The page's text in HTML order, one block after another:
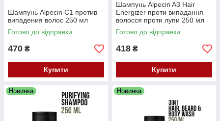
Шампунь Alpecin С1 против
випадения волос 250 мл
Готово до відправки
470 ₴
Купити
Шампунь Alpecin A3 Hair
Energizer проти випадання
волосся проти лупи 250 мл
Готово до відправки
418 ₴
Купити
Новинка Новинка